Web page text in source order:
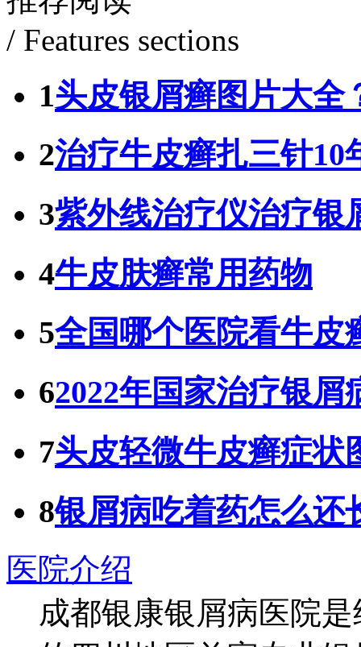
/ Features sections
1头皮银屑癣图片大全
2治疗牛皮癣扎三针10
3紫外线治疗仪治疗银
4牛皮肤癣常用药物
5全国哪个医院看牛皮
62022年国家治疗银屑
7头皮轻微牛皮癣症状
8银屑病吃着药怎么还
医院介绍
成都银康银屑病医院